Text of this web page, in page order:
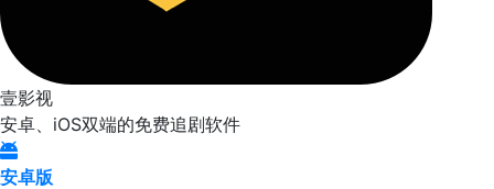
壹影视
安卓、iOS双端的免费追剧软件
安卓版